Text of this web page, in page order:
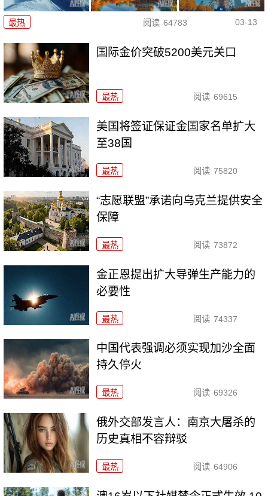
最热 阅读 64783 03-13
国际金价突破5200美元关口
最热 阅读 69615
美国将签证保证金国家名单扩大
至38国
最热 阅读 75820
“志愿联盟”承诺向乌克兰提供安全
保障
最热 阅读 73872
金正恩提出扩大导弹生产能力的
必要性
最热 阅读 74337
中国代表强调必须实现加沙全面
持久停火
最热 阅读 69326
俄外交部发言人：南京大屠杀的
历史真相不容辩驳
最热 阅读 64906